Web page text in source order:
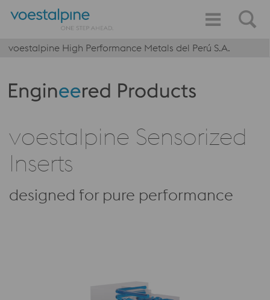
voestalpine High Performance Metals del Perú S.A.
Produktkategorie: Engineered Products
voestalpine Sensorized
Inserts
designed for pure performance